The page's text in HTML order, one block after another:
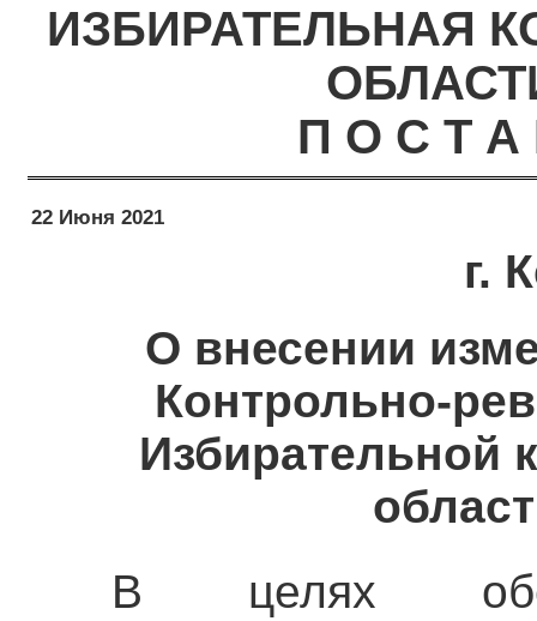
ИЗБИРАТЕЛЬНАЯ
П О С Т А
22 Июня 2021
г.
О внесении
Контрольно-
Избирательной
В целях